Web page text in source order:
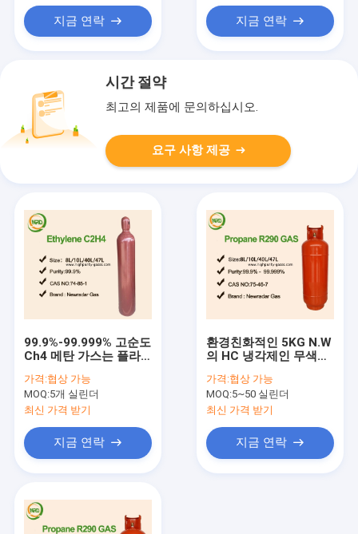
지금 연락 지금 연락
시간 절약
최고의 제품에 문의하십시오.
요구 사항 제공
99.9%-99.999% 고순도
Ch4 메탄 가스는 플라
용했습니다
가격:협상 가능
MOQ:5개 실린더
최신 가격 받기
지금 연락
환경친화적인 5KG N.W
의 HC 냉각제인 무색인
가격:협상 가능
MOQ:5~50 실린더
최신 가격 받기
지금 연락